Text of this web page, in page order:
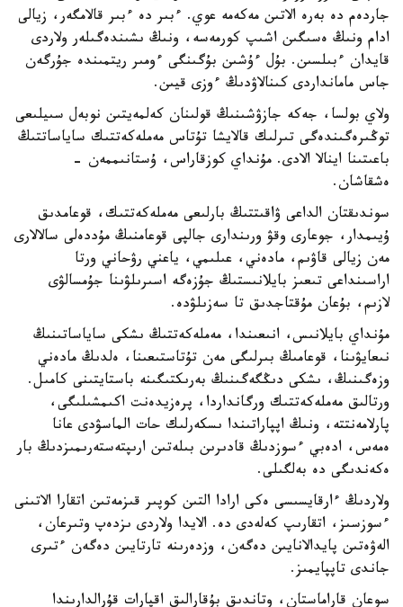
جاردەم دە بەرە الاتىن مەكەمە عوي. ءبىر دە ءبىر قالامگەر، زيالى
ادام ونىڭ ەسىگىن اشىپ كورمەسە، ونىڭ ىشىندەگىلەر ولاردى
قايدان ءبىلسىن. بۇل ءۇشىن بۇگىنگى ءومىر ريتمىندە جۇرگەن
جاس مامانداردى كىنالاۋدىڭ ءوزى قيىن.
ولاي بولسا، جەكە جازۋشىنىڭ قولىنان كەلمەيتىن نوبەل سىيلىعى
توڭىرەگىندەگى تىرلىك قالايشا تۇتاس مەملەكەتتىك ساياساتتىڭ
باعىتىنا اينالا الادى. مۇنداي كوزقاراس، ۇستانىممەن -
ەشقاشان.
سوندىقتان الداعى ۋاقىتتىڭ بارلىعى مەملەكەتتىك، قوعامدىق
ۇيىمدار، جوعارى وقۋ ورىندارى جالپى قوعامنىڭ مۇددەلى سالالارى
مەن زيالى قاۋىم، مادەني، عىلىمي، ياعني رۋحاني ورتا
اراسىنداعى تىعىز بايلانىستىڭ جۇزەگە اسىرىلۋىنا جۇمسالۋى
لازىم، بۇعان مۇقتاجدىق تا سەزىلۋدە.
مۇنداي بايلانىس، انىعىندا، مەملەكەتتىڭ ىشكى ساياساتىنىڭ
نىعايۋىنا، قوعامىڭ بىرلىگى مەن تۇتاستىعىنا، ەلدىڭ مادەني
وزەگىنىڭ، ىشكى دىڭگەگىنىڭ بەرىكتىگىنە باستايتىنى كامىل.
ورتالىق مەملەكەتتىك ورگانداردا، پرەزيدەنت اكىمشىلىگى،
پارلامەنتتە، ونىڭ اپپاراتىندا ىسكەرلىك حات الماسۋدى عانا
ەمەس، ادەبي ءسوزدىڭ قادىرىن بىلەتىن ارىپتەستەرىمىزدىڭ بار
ەكەندىگى دە بەلگىلى.
ولاردىڭ ءارقايسىسى ەكى ارادا التىن كوپىر قىزمەتىن اتقارا الاتىنى
ءسوزسىز، اتقارىپ كەلەدى دە. الايدا ولاردى ىزدەپ وتىرعان،
الەۋەتىن پايدالانايىن دەگەن، وزدەرىنە تارتايىن دەگەن ءتىرى
جاندى تاپپايمىز.
سوعان قاراماستان، وتاندىق بۇقارالىق اقپارات قۇرالدارىندا